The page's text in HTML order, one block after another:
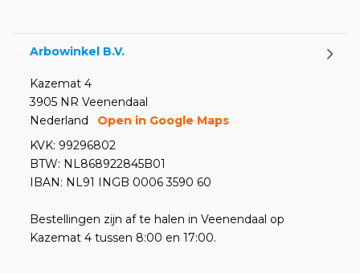
Arbowinkel B.V.
Kazemat 4
3905 NR Veenendaal
Nederland
Open in Google Maps
KVK: 99296802
BTW: NL868922845B01
IBAN: NL91 INGB 0006 3590 60
Bestellingen zijn af te halen in Veenendaal op
Kazemat 4 tussen 8:00 en 17:00.